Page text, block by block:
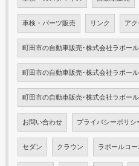
車検・パーツ販売 リンク アク
町田市の自動車販売･株式会社ラポー
町田市の自動車販売･株式会社ラポー
町田市の自動車販売･株式会社ラポー
お問い合わせ プライバシーポリシ
セダン クラウン ラポールコ